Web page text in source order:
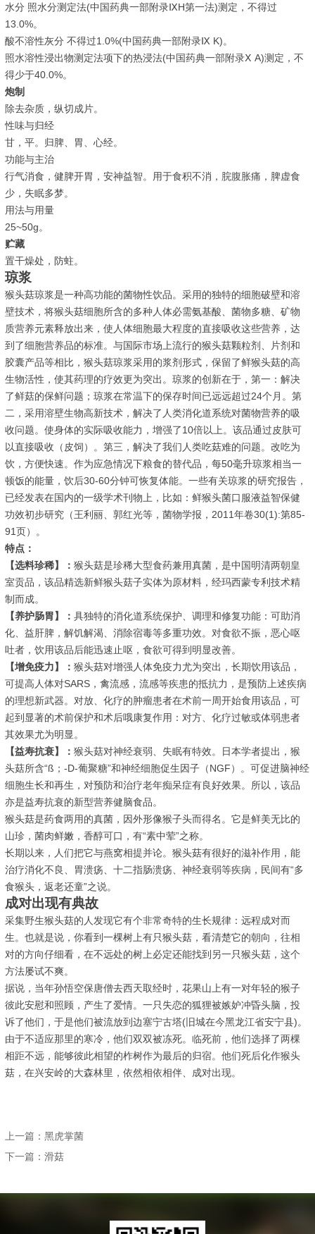
水分 照水分测定法(中国药典一部附录ⅨH第一法)测定，不得过
13.0%。
酸不溶性灰分 不得过1.0%(中国药典一部附录Ⅸ K)。
照水溶性浸出物测定法项下的热浸法(中国药典一部附录Ⅹ A)测定，不
得少于40.0%。
炮制
除去杂质，纵切成片。
性味与归经
甘，平。归脾、胃、心经。
功能与主治
行气消食，健脾开胃，安神益智。用于食积不消，脘腹胀痛，脾虚食
少，失眠多梦。
用法与用量
25~50g。
贮藏
置干燥处，防蛀。
琼浆
猴头菇琼浆是一种高功能的菌物性饮品。采用的独特的细胞破壁和溶
壁技术，将猴头菇细胞所含的多种人体必需氨基酸、菌物多糖、矿物
质营养元素释放出来，使人体细胞最大程度的直接吸收这些营养，达
到了细胞营养品的标准。与国际市场上流行的猴头菇颗粒剂、片剂和
胶囊产品等相比，猴头菇琼浆采用的浆剂形式，保留了鲜猴头菇的高
生物活性，使其药理的疗效更为突出。琼浆的创新在于，第一：解决
了鲜菇的保鲜问题；琼浆在常温下的保存时间已远远超过24个月。第
二，采用溶壁生物高新技术，解决了人类消化道系统对菌物营养的吸
收问题。使身体的实际吸收能力，增强了10倍以上。该品通过皮肤可
以直接吸收（皮饲）。第三，解决了我们人类吃菇难的问题。改吃为
饮，方便快速。作为应急情况下粮食的替代品，每50毫升琼浆相当一
顿饭的能量，饮后30-60分钟可恢复体能。一些有关琼浆的研究报告，
已经发表在国内的一级学术刊物上，比如：鲜猴头菌口服液益智保健
功效初步研究（王利丽、郭红光等，菌物学报，2011年卷30(1):第85-
91页）。
特点：
【选料珍稀】：猴头菇是珍稀大型食药兼用真菌，是中国明清两朝皇
室贡品，该品精选新鲜猴头菇子实体为原材料，经玛西蒙专利技术精
制而成。
【养护肠胃】：具独特的消化道系统保护、调理和修复功能：可助消
化、益肝脾，解饥解渴、消除宿毒等多重功效。对食欲不振，恶心呕
吐者，饮用该品后能迅速止呕，食欲可得到明显改善。
【增免疫力】：猴头菇对增强人体免疫力尤为突出，长期饮用该品，
可提高人体对SARS，禽流感，流感等疾患的抵抗力，是预防上述疾病
的理想新武器。对放、化疗的肿瘤患者在术前一周开始食用该品，可
起到显著的术前保护和术后哦康复作用：对方、化疗过敏或体弱患者
其效果尤为明显。
【益寿抗衰】：猴头菇对神经衰弱、失眠有特效。日本学者提出，猴
头菇所含“ß；-D-葡聚糖”和神经细胞促生因子（NGF）。可促进脑神经
细胞生长和再生，对预防和治疗老年痴呆症有良好效果。所以，该品
亦是益寿抗衰的新型营养健脑食品。
猴头菇是药食两用的真菌，因外形像猴子头而得名。它是鲜美无比的
山珍，菌肉鲜嫩，香醇可口，有“素中荤”之称。
长期以来，人们把它与燕窝相提并论。猴头菇有很好的滋补作用，能
治疗消化不良、胃溃疡、十二指肠溃疡、神经衰弱等疾病，民间有“多
食猴头，返老还童”之说。
成对出现有典故
采集野生猴头菇的人发现它有个非常奇特的生长规律：远程成对而
生。也就是说，你看到一棵树上有只猴头菇，看清楚它的朝向，往相
对的方向仔细看，在不远处的树上必定还能找到另一只猴头菇，这个
方法屡试不爽。
据说，当年孙悟空保唐僧去西天取经时，花果山上有一对年轻的猴子
彼此安慰和照顾，产生了爱情。一只失恋的狐狸被嫉妒冲昏头脑，投
诉了他们，于是他们被流放到边塞宁古塔(旧城在今黑龙江省安宁县)。
由于不适应那里的寒冷，他们双双被冻死。临死前，他们选择了两棵
相距不远，能够彼此相望的柞树作为最后的归宿。他们死后化作猴头
菇，在兴安岭的大森林里，依然相依相伴、成对出现。
上一篇：黑虎掌菌
下一篇：滑菇